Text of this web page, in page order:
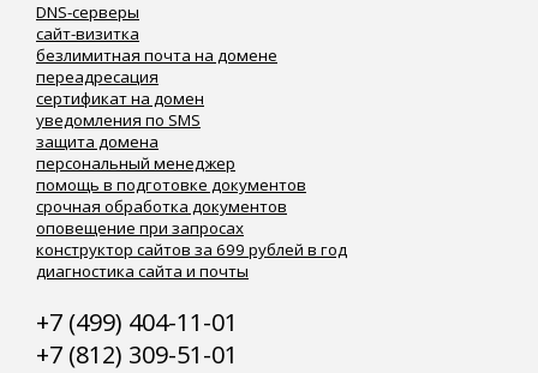
DNS-серверы
сайт-визитка
безлимитная почта на домене
переадресация
сертификат на домен
уведомления по SMS
защита домена
персональный менеджер
помощь в подготовке документов
срочная обработка документов
оповещение при запросах
конструктор сайтов за 699 рублей в год
диагностика сайта и почты
+7 (499) 404-11-01
+7 (812) 309-51-01